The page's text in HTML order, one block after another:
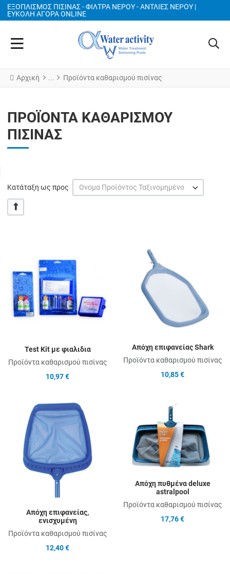
ΕΞΟΠΛΙΣΜΌΣ ΠΙΣΊΝΑΣ - ΦΊΛΤΡΑ ΝΕΡΟΎ - ΑΝΤΛΙΕΣ ΝΕΡΟΎ |
ΕΎΚΟΛΗ ΑΓΟΡΆ ONLINE
Αρχική Προϊόντα καθαρισμού πισίνας
ΠΡΟΪΌΝΤΑ ΚΑΘΑΡΙΣΜΟΎ
ΠΙΣΊΝΑΣ
Κατάταξη ως προς Ονομα Προϊόντος Ταξινομημένο
+/-
Add to Compare
Quick View
Test Kit με φιαλιδια
Προϊόντα καθαρισμού πισίνας
10,97 €
Απόχη επιφανείας Shark
Προϊόντα καθαρισμού πισίνας
10,85 €
Add to Compare
Quick View
Απόχη επιφανείας,
ενισχυμένη
Προϊόντα καθαρισμού πισίνας
12,40 €
Απόχη πυθμένα deluxe
astralpool
Προϊόντα καθαρισμού πισίνας
17,76 €